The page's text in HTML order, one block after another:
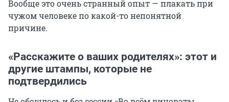
Вообще это очень странный опыт — плакать при
чужом человеке по какой-то непонятной
причине.
«Расскажите о ваших родителях»: этот и
другие штампы, которые не
подтвердились